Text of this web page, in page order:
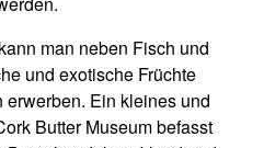
man neben Fisch und
und exotische Früchte
Ein kleines und
Butter Museum befasst